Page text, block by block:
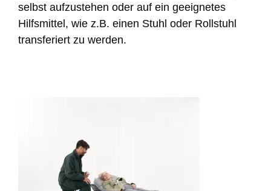
selbst aufzustehen oder auf ein geeignetes
Hilfsmittel, wie z.B. einen Stuhl oder Rollstuhl
transferiert zu werden.